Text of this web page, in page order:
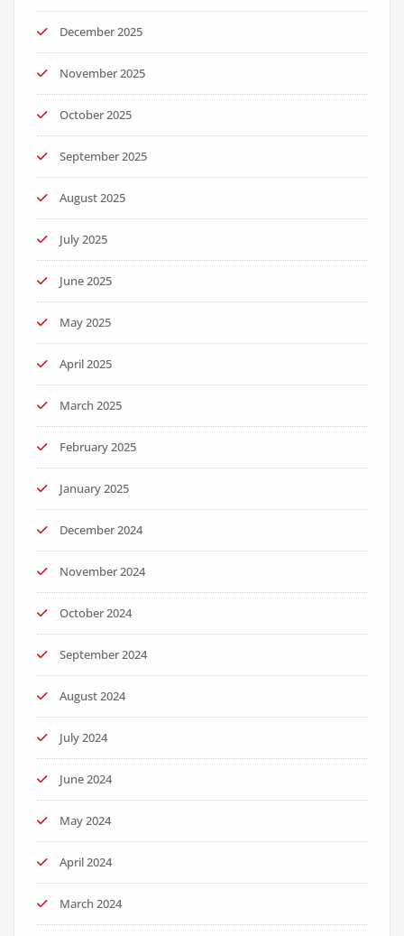
December 2025
November 2025
October 2025
September 2025
August 2025
July 2025
June 2025
May 2025
April 2025
March 2025
February 2025
January 2025
December 2024
November 2024
October 2024
September 2024
August 2024
July 2024
June 2024
May 2024
April 2024
March 2024